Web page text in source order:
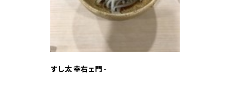
すし太 幸右ェ門 -